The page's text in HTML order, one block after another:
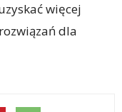
więcej
dla